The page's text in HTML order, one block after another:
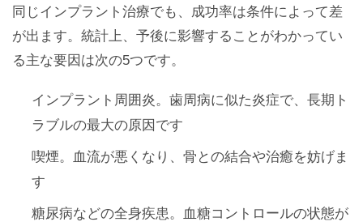
同じインプラント治療でも、成功率は条件によって差
が出ます。統計上、予後に影響することがわかってい
る主な要因は次の5つです。
インプラント周囲炎。歯周病に似た炎症で、長期ト
ラブルの最大の原因です
喫煙。血流が悪くなり、骨との結合や治癒を妨げま
す
糖尿病などの全身疾患 。血糖コントロールの状態が